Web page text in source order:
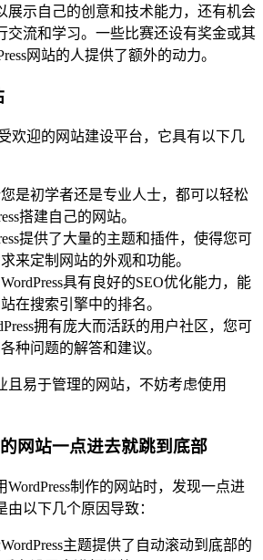
展示自己的创意和技术能力，还有机会
交流和学习。一些比赛还设有奖金或其
网站的人提供了额外的动力。
欢迎的网站建设平台，它具有以下几
是初学者还是专业人士，都可以轻松
搭建自己的网站。
提供了大量的主题和插件，使得您可
来定制网站的外观和功能。
WordPress具有良好的SEO优化能力，能
在搜索引擎中的排名。
拥有庞大而活跃的用户社区，您可
种问题的解答和建议。
且易于管理的网站，不妨考虑使用
网站一点进去就跳到底部
制作的网站时，发现一点进
以下几个原因导致：
主题提供了自动滚动到底部的